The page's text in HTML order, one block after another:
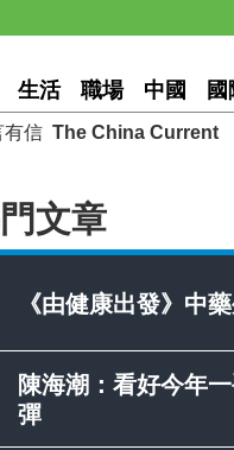
生活 職場 中國 國
有信 The China Current
文章
《由健康出發》中
陳海潮：看好今年
彈